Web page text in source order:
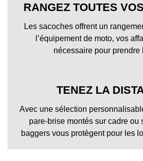
RANGEZ TOUTES
Les sacoches offrent un
l’équipement de moto, vos
nécessaire pour prendre
TENEZ LA
Avec une sélection
pare-brise montés sur cadre ou
baggers vous protègent pour les